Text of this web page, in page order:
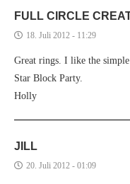
FULL CIRCLE
18. Juli 2012 - 11:29
Great rings. I like the
Star Block Party.
Holly
JILL
20. Juli 2012 - 01:09